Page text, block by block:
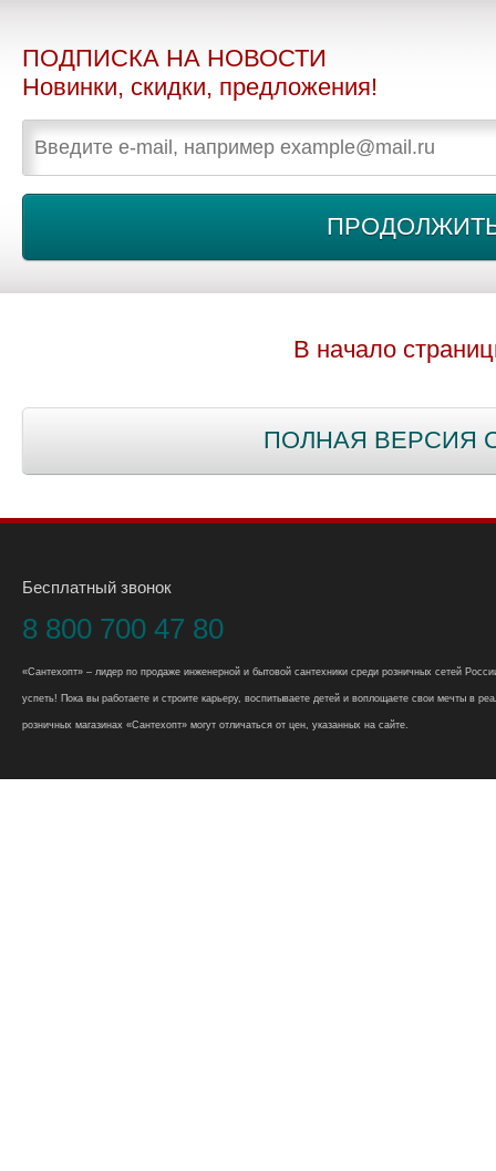
ПОДПИСКА НА НОВОСТИ
Новинки, скидки, предложения!
В начало
ПОЛНАЯ ВЕРСИЯ
Бесплатный звонок
8 800 700 47 80
«Сантехопт» – лидер по продаже инженерной и бытовой сантехники среди розничных сетей
успеть! Пока вы работаете и строите карьеру, воспитываете детей и воплощаете свои мечты в
розничных магазинах «Сантехопт» могут отличаться от цен, указанных на сайте.